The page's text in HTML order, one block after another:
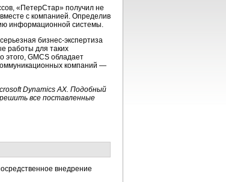
«ПетерСтар» получил не
с компанией. Определив
информационной системы.
бизнес-экспертиза
работы для таких
этого, GMCS обладает
компаний —
Dynamics AX. Подобный
все поставленные
внедрение